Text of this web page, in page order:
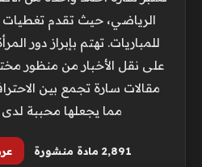
الرياضي، حيث تقدم تغطيات
للمباريات. تهتم بإبراز دور
على نقل الأخبار من منظور
مقالات سارة تجمع بين
مما يجعلها محببة
2٬891 مادة منشورة